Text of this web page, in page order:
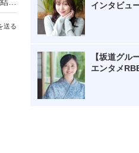
送る
インタビュ
【坂道グル
エンタメ